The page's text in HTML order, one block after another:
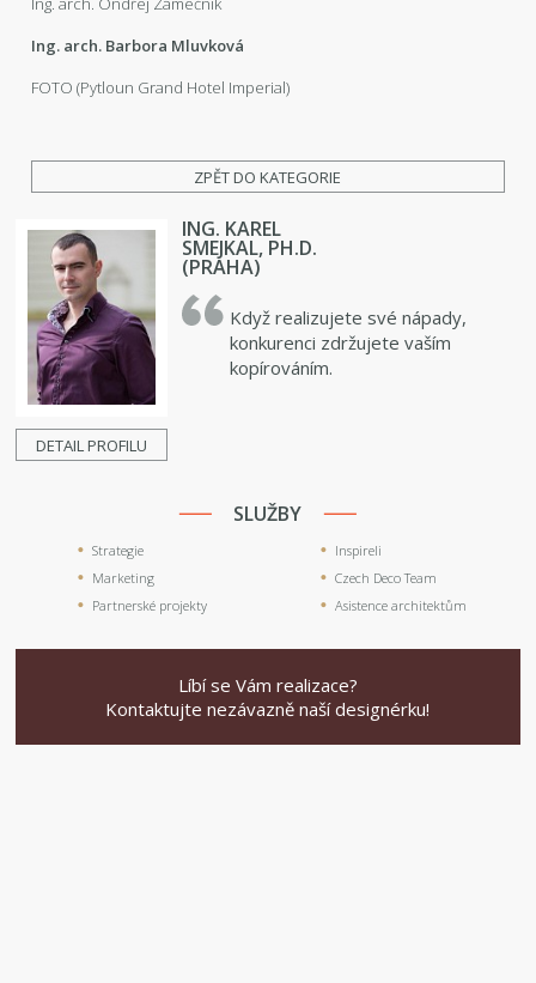
Ing. arch. Barbora Mluvková
FOTO (Pytloun Grand Hotel Imperial)
ZPĚT DO KATEGORIE
DETAIL PROFILU
ING. KAREL
SMEJKAL, PH.D.
(PRAHA)
Když realizujete své nápady,
konkurenci zdržujete vaším
kopírováním.
SLUŽBY
Strategie
Marketing
Partnerské projekty
Inspireli
Czech Deco Team
Asistence architektům
Líbí se Vám realizace?
Kontaktujte nezávazně naší designérku!